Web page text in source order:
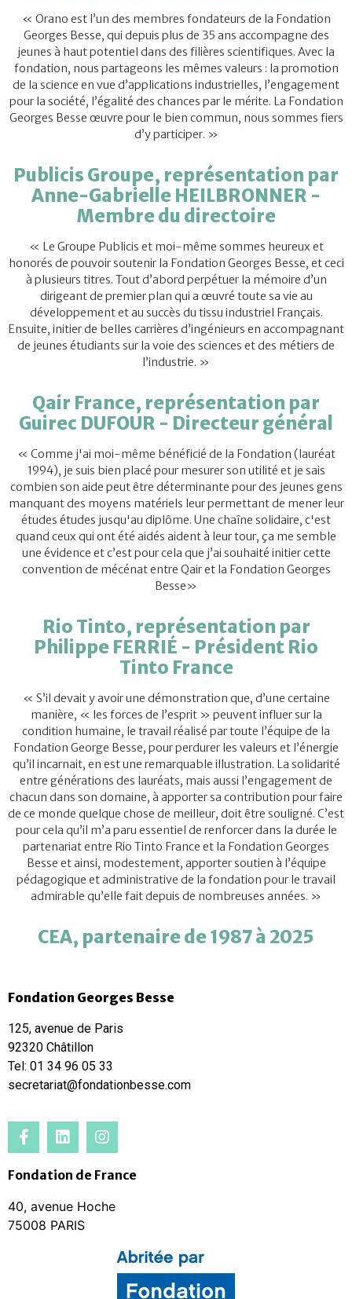
« Orano est l’un des membres fondateurs de la Fondation
Georges Besse, qui depuis plus de 35 ans accompagne des
jeunes à haut potentiel dans des filières scientifiques. Avec la
fondation, nous partageons les mêmes valeurs : la promotion
de la science en vue d’applications industrielles, l’engagement
pour la société, l’égalité des chances par le mérite. La Fondation
Georges Besse œuvre pour le bien commun, nous sommes fiers
d’y participer. »
Publicis Groupe, représentation par
Anne-Gabrielle HEILBRONNER -
Membre du directoire
« Le Groupe Publicis et moi-même sommes heureux et
honorés de pouvoir soutenir la Fondation Georges Besse, et ceci
à plusieurs titres. Tout d’abord perpétuer la mémoire d’un
dirigeant de premier plan qui a œuvré toute sa vie au
développement et au succès du tissu industriel Français.
Ensuite, initier de belles carrières d’ingénieurs en accompagnant
de jeunes étudiants sur la voie des sciences et des métiers de
l’industrie. »
Qair France, représentation par
Guirec DUFOUR - Directeur général
« Comme j'ai moi-même bénéficié de la Fondation (lauréat
1994), je suis bien placé pour mesurer son utilité et je sais
combien son aide peut être déterminante pour des jeunes gens
manquant des moyens matériels leur permettant de mener leur
études études jusqu'au diplôme. Une chaîne solidaire, c'est
quand ceux qui ont été aidés aident à leur tour, ça me semble
une évidence et c’est pour cela que j’ai souhaité initier cette
convention de mécénat entre Qair et la Fondation Georges
Besse»
Rio Tinto, représentation par
Philippe FERRIÉ - Président Rio
Tinto France
« S’il devait y avoir une démonstration que, d’une certaine
manière, « les forces de l’esprit » peuvent influer sur la
condition humaine, le travail réalisé par toute l’équipe de la
Fondation George Besse, pour perdurer les valeurs et l’énergie
qu’il incarnait, en est une remarquable illustration. La solidarité
entre générations des lauréats, mais aussi l’engagement de
chacun dans son domaine, à apporter sa contribution pour faire
de ce monde quelque chose de meilleur, doit être souligné. C’est
pour cela qu’il m’a paru essentiel de renforcer dans la durée le
partenariat entre Rio Tinto France et la Fondation Georges
Besse et ainsi, modestement, apporter soutien à l’équipe
pédagogique et administrative de la fondation pour le travail
admirable qu’elle fait depuis de nombreuses années. »
CEA, partenaire de 1987 à 2025
Fondation Georges Besse
125, avenue de Paris
92320 Châtillon
Tel: 01 34 96 05 33
secretariat@fondationbesse.com
Fondation de France
40, avenue Hoche
75008 PARIS